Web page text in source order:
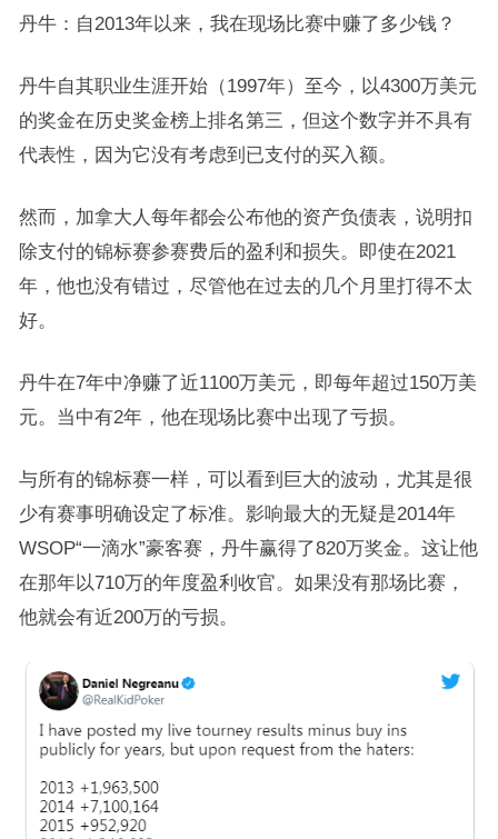
丹牛：自2013年以来，我在现场比赛中赚了多少钱？
丹牛自其职业生涯开始（1997年）至今，以4300万美元
的奖金在历史奖金榜上排名第三，但这个数字并不具有
代表性，因为它没有考虑到已支付的买入额。
然而，加拿大人每年都会公布他的资产负债表，说明扣
除支付的锦标赛参赛费后的盈利和损失。即使在2021
年，他也没有错过，尽管他在过去的几个月里打得不太
好。
丹牛在7年中净赚了近1100万美元，即每年超过150万美
元。当中有2年，他在现场比赛中出现了亏损。
与所有的锦标赛一样，可以看到巨大的波动，尤其是很
少有赛事明确设定了标准。影响最大的无疑是2014年
WSOP“一滴水”豪客赛，丹牛赢得了820万奖金。这让他
在那年以710万的年度盈利收官。如果没有那场比赛，
他就会有近200万的亏损。